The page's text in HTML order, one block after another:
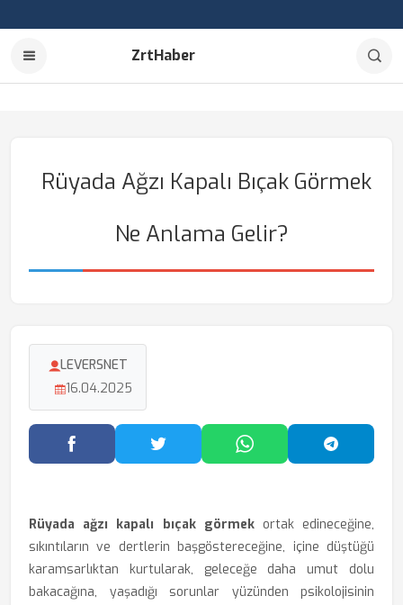
ZrtHaber
Rüyada Ağzı Kapalı Bıçak Görmek
Ne Anlama Gelir?
LEVERSNET
16.04.2025
Facebook'ta PaylaşTwitter'da PaylaşWhatsApp'ta Paylaş
Rüyada ağzı kapalı bıçak görmekortak edineceğine,
sıkıntıların ve dertlerin başgöstereceğine, içine düştüğü
karamsarlıktan kurtularak, geleceğe daha umut dolu
bakacağına, yaşadığı sorunlar yüzünden psikolojisinin